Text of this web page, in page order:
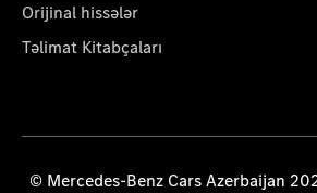
Orijinal hissələr
Təlimat Kitabçaları
© Mercedes-Benz Cars Azerbaijan